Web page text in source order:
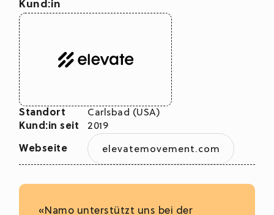
Kund:in
Standort
Carlsbad (USA)
Kund:in seit
2019
Webseite elevatemovement.com
«Namo unterstützt uns bei der